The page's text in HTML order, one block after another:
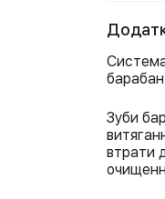
Зуби
втрати